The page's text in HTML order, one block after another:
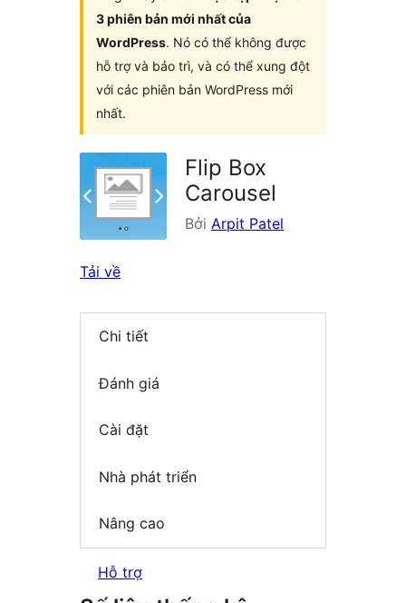
3 phiên bản mới nhất của
WordPress. Nó có thể không được
hỗ trợ và bảo trì, và có thể xung đột
với các phiên bản WordPress mới
nhất.
Flip Box
Carousel
Bởi Arpit Patel
Tải về
Chi tiết
Đánh giá
Cài đặt
Nhà phát triển
Nâng cao
Hỗ trợ